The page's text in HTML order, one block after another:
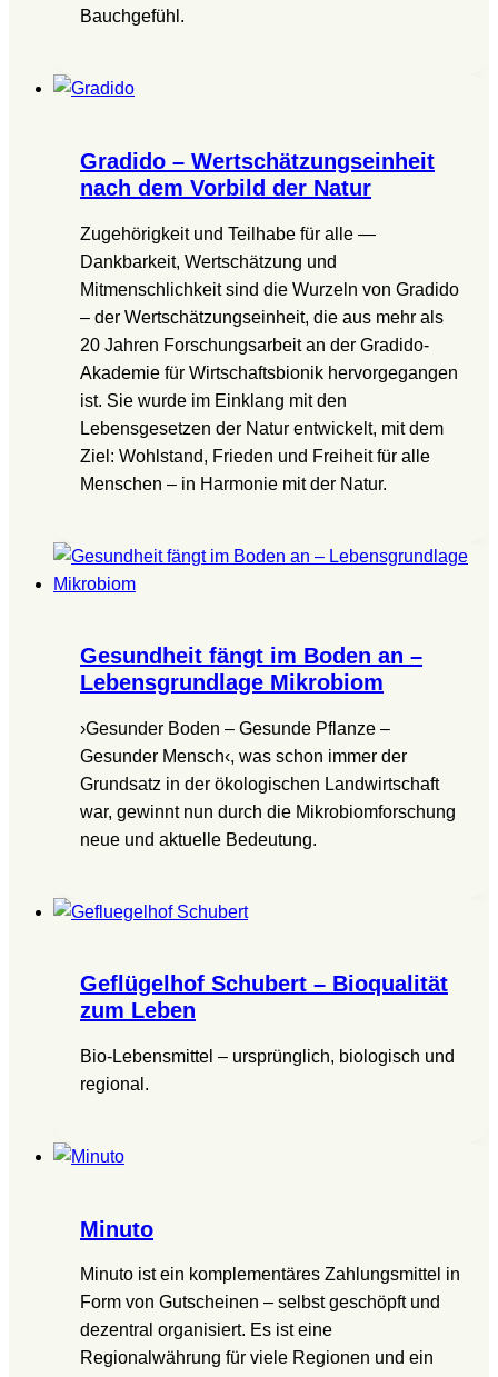
Bauchgefühl.
Gradido – Wertschätzungseinheit
nach dem Vorbild der Natur
Zugehörigkeit und Teilhabe für alle —
Dankbarkeit, Wertschätzung und
Mitmenschlichkeit sind die Wurzeln von Gradido
– der Wertschätzungseinheit, die aus mehr als
20 Jahren Forschungsarbeit an der Gradido-
Akademie für Wirtschaftsbionik hervorgegangen
ist. Sie wurde im Einklang mit den
Lebensgesetzen der Natur entwickelt, mit dem
Ziel: Wohlstand, Frieden und Freiheit für alle
Menschen – in Harmonie mit der Natur.
Gesundheit fängt im Boden an –
Lebensgrundlage Mikrobiom
›Gesunder Boden – Gesunde Pflanze –
Gesunder Mensch‹, was schon immer der
Grundsatz in der ökologischen Landwirtschaft
war, gewinnt nun durch die Mikrobiomforschung
neue und aktuelle Bedeutung.
Geflügelhof Schubert – Bioqualität
zum Leben
Bio-Lebensmittel – ursprünglich, biologisch und
regional.
Minuto
Minuto ist ein komplementäres Zahlungsmittel in
Form von Gutscheinen – selbst geschöpft und
dezentral organisiert. Es ist eine
Regionalwährung für viele Regionen und ein